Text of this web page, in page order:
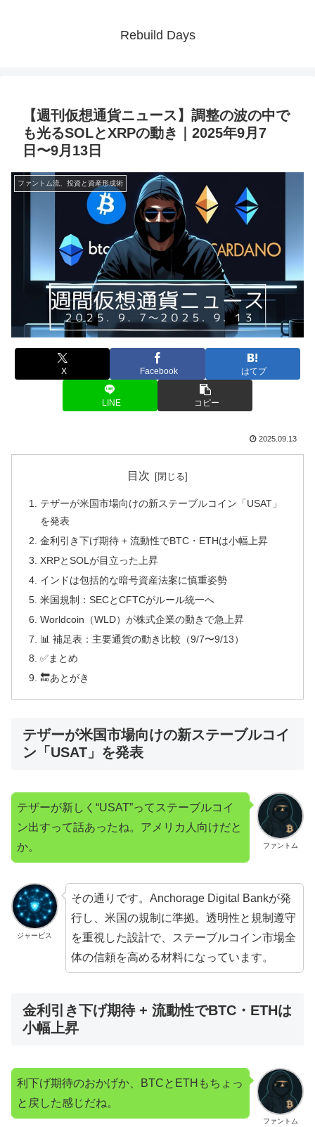
Rebuild Days
【週刊仮想通貨ニュース】調整の波の中で
も光るSOLとXRPの動き｜2025年9月7
日〜9月13日
ファントム流、投資と資産形成術
X Facebook はてブ
LINE コピー
2025.09.13
目次
テザーが米国市場向けの新ステーブルコイン「USAT」
を発表
金利引き下げ期待 + 流動性でBTC・ETHは小幅上昇
XRPとSOLが目立った上昇
インドは包括的な暗号資産法案に慎重姿勢
米国規制：SECとCFTCがルール統一へ
Worldcoin（WLD）が株式企業の動きで急上昇
📊 補足表：主要通貨の動き比較（9/7〜9/13）
✅まとめ
🔚あとがき
テザーが米国市場向けの新ステーブルコイ
ン「USAT」を発表
ファントム
テザーが新しく“USAT”ってステーブルコイ
ン出すって話あったね。アメリカ人向けだと
か。
ジャービス
その通りです。Anchorage Digital Bankが発
行し、米国の規制に準拠。透明性と規制遵守
を重視した設計で、ステーブルコイン市場全
体の信頼を高める材料になっています。
金利引き下げ期待 + 流動性でBTC・ETHは
小幅上昇
ファントム
利下げ期待のおかげか、BTCとETHもちょっ
と戻した感じだね。